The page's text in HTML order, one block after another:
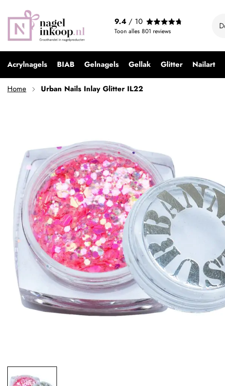
9.4 / 10
Toon alles 801 reviews
Acrylnagels BIAB Gelnagels Gellak Glitter Nailart
Home Urban Nails Inlay Glitter IL22
€ 2,99